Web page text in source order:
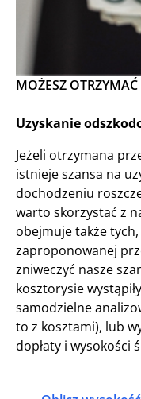
MOŻESZ
Uzyskanie
Jeżeli otrzymana
istnieje szansa na
dochodzeniu
warto skorzystać z
obejmuje także
zaproponowanej
zniweczyć nasze
kosztorysie
samodzielne
to z kosztami), lub
dopłaty i wysokości